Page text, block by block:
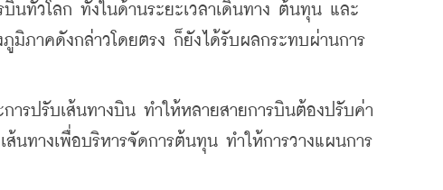
ทั่วโลก ทั้งในด้านระยะเวลาเดินทาง ต้นทุน และ
มิภาคดังกล่าวโดยตรง ก็ยังได้รับผลกระทบผ่านการ
ปรับเส้นทางบิน ทำให้หลายสายการบินต้องปรับค่า
นทางเพื่อบริหารจัดการต้นทุน ทำให้การวางแผนการ